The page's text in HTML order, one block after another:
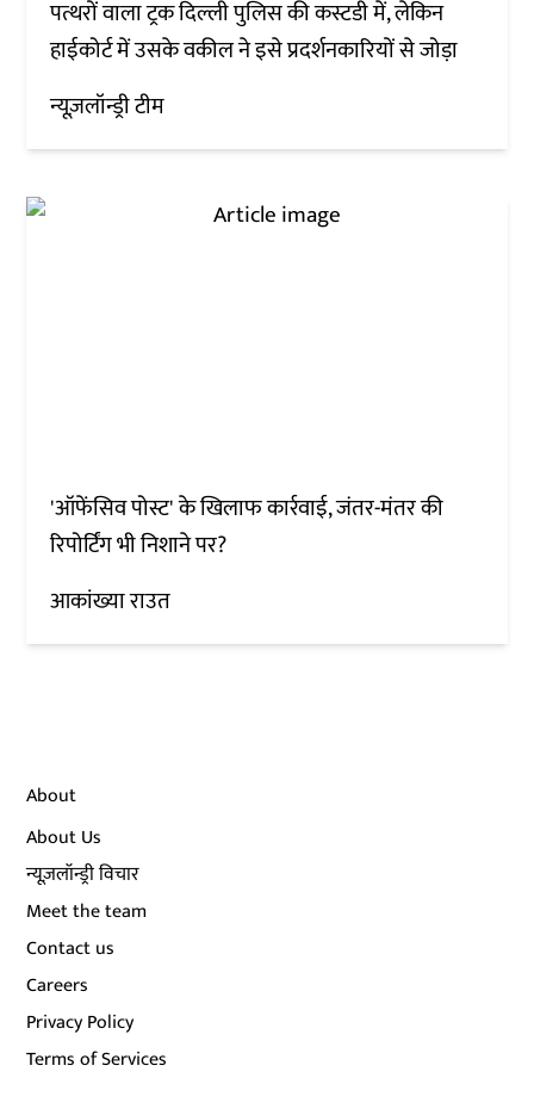
पत्थरों वाला ट्रक दिल्ली पुलिस की कस्टडी में, लेकिन
हाईकोर्ट में उसके वकील ने इसे प्रदर्शनकारियों से जोड़ा
न्यूज़लॉन्ड्री टीम
'ऑफेंसिव पोस्ट' के खिलाफ कार्रवाई, जंतर-मंतर की
रिपोर्टिंग भी निशाने पर?
आकांख्या राउत
About
About Us
न्यूज़लॉन्ड्री विचार
Meet the team
Contact us
Careers
Privacy Policy
Terms of Services